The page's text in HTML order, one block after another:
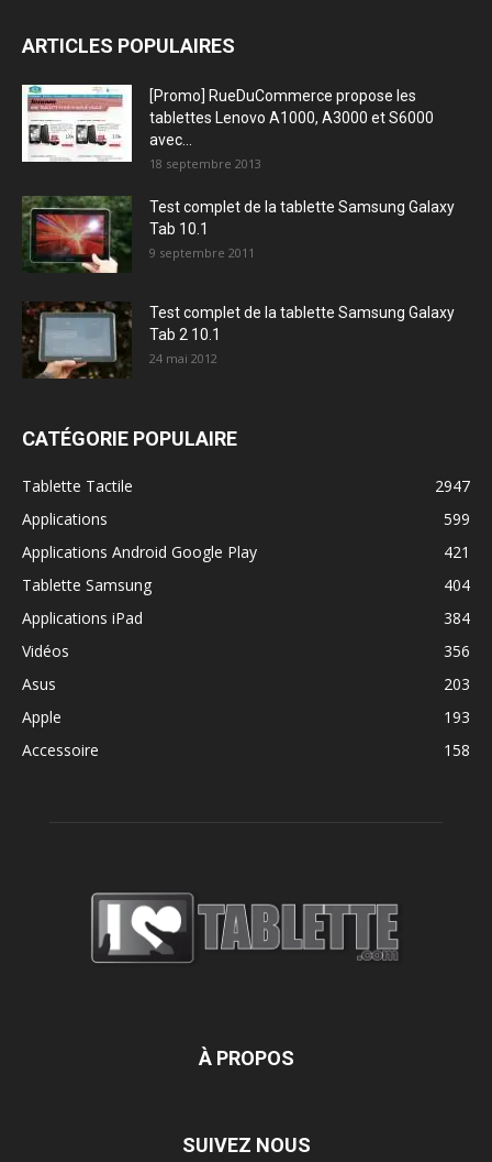
ARTICLES POPULAIRES
[Promo] RueDuCommerce propose les
tablettes Lenovo A1000, A3000 et S6000
avec...
18 septembre 2013
Test complet de la tablette Samsung Galaxy
Tab 10.1
9 septembre 2011
Test complet de la tablette Samsung Galaxy
Tab 2 10.1
24 mai 2012
CATÉGORIE POPULAIRE
Tablette Tactile
2947
Applications
599
Applications Android Google Play
421
Tablette Samsung
404
Applications iPad
384
Vidéos
356
Asus
203
Apple
193
Accessoire
158
À PROPOS
SUIVEZ NOUS